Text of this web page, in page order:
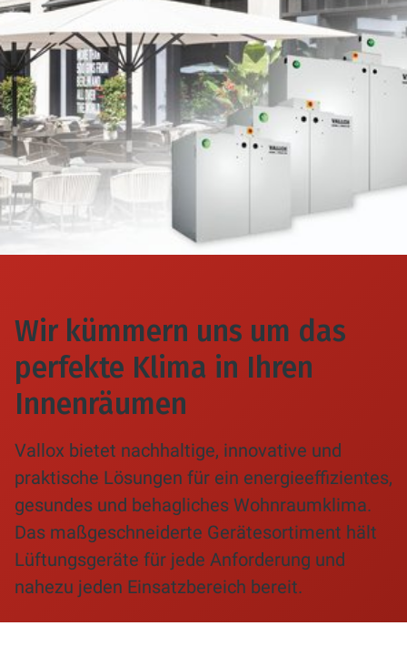
Die smarte Steuerung MyVallox über
PC, Tablet oder Smartphone sorgt für
höchsten Komfort in der Bedienbarkeit,
Sicherheit und damit für ein
ausgewogenes und gesundes
Raumklima.
Die Commercial Line wurde speziell für
die besonderen Anforderungen von
gewerblichen Objekten, Bildungsbauten
sowie mehrgeschossigen
Wohngebäuden konzipiert.
Platzsparende und flexible Geräte, wie
VARIO und airDIRECT garantieren einen
leisen und zugluftfreien Betrieb bei
hoher Energieeffizienz.
Wir kümmern uns um das
perfekte Klima in Ihren
Innenräumen
Vallox bietet nachhaltige, innovative und
praktische Lösungen für ein energieeffizientes,
gesundes und behagliches Wohnraumklima.
Das maßgeschneiderte Gerätesortiment hält
Lüftungsgeräte für jede Anforderung und
nahezu jeden Einsatzbereich bereit.